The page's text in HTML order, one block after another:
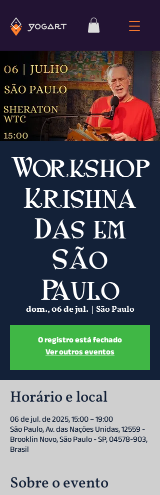
Workshop
Krishna
Das em
São
Paulo
dom., 06 de jul.
  |
São Paulo
O registro está fechado
Ver outros eventos
Horário e local
06 de jul. de 2025, 15:00 – 19:00
São Paulo, Av. das Nações Unidas, 12559 -
Brooklin Novo, São Paulo - SP, 04578-903,
Brasil
Sobre o evento